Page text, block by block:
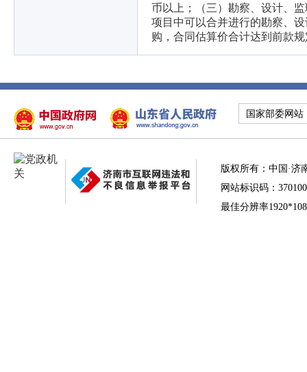
币以上；（三）勘察、设计、
项目中可以合并进行的勘察、
购，合同估算价合计达到前款
国家部委网站
版权所有：中国·济
网站标识码：
最佳分辨率